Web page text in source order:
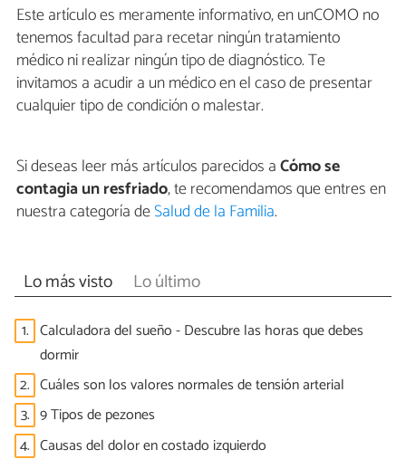
Este artículo es meramente informativo, en unCOMO no
tenemos facultad para recetar ningún tratamiento
médico ni realizar ningún tipo de diagnóstico. Te
invitamos a acudir a un médico en el caso de presentar
cualquier tipo de condición o malestar.
Si deseas leer más artículos parecidos aCómo se
contagia un resfriado, te recomendamos que entres en
nuestra categoría deSalud de la Familia.
Lo más visto Lo último
1. Calculadora del sueño - Descubre las horas que debes
dormir
2. Cuáles son los valores normales de tensión arterial
3. 9 Tipos de pezones
4. Causas del dolor en costado izquierdo